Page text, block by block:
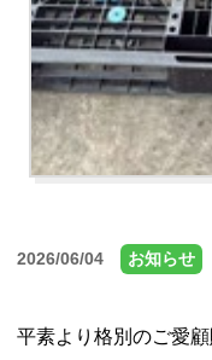
2026/06/04 お知らせ
平素より格別のご愛